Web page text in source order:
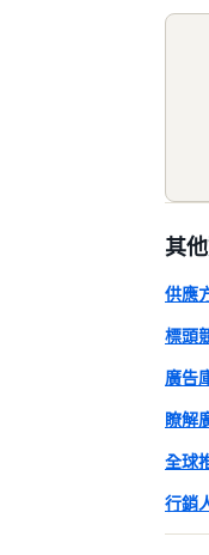
其
供應
標頭
廣告
瞭解
全球
行銷